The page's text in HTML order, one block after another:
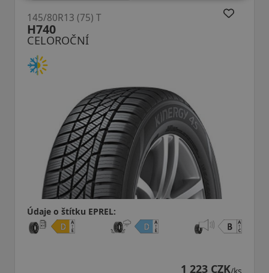
CELOROČNÍ
H740
145/80R13 (75) T
Údaje o štítku EPREL:
1 223 CZK